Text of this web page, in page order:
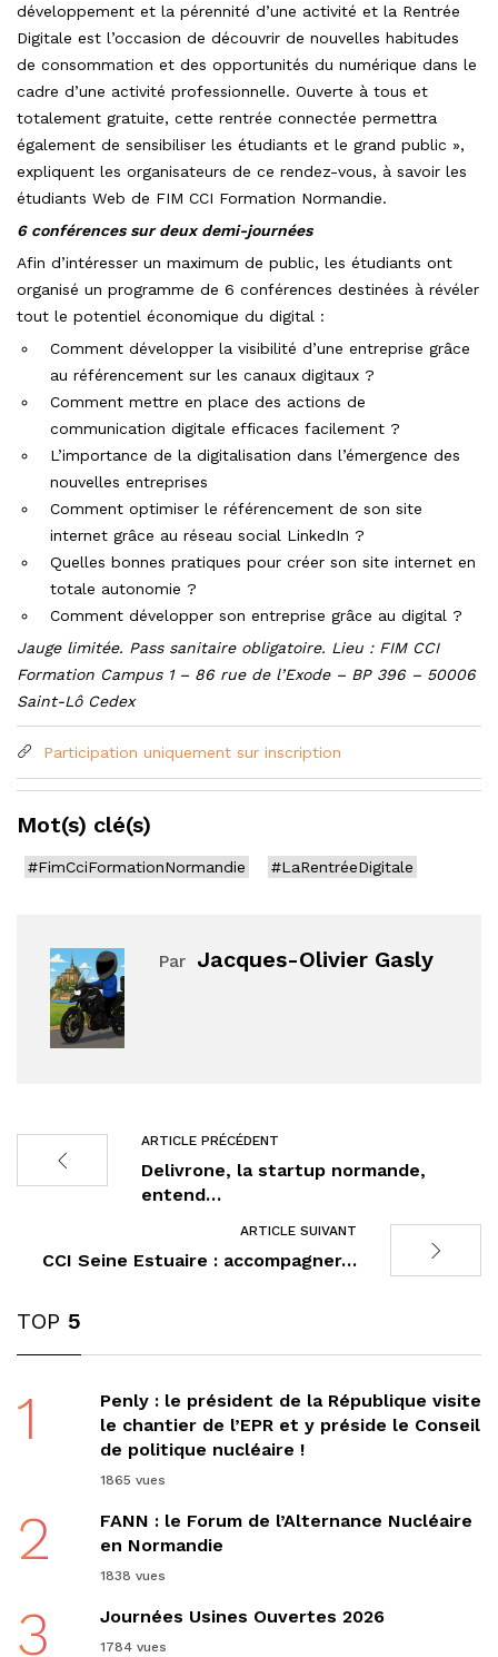
développement et la pérennité d’une activité et la Rentrée
Digitale est l’occasion de découvrir de nouvelles habitudes
de consommation et des opportunités du numérique dans le
cadre d’une activité professionnelle. Ouverte à tous et
totalement gratuite, cette rentrée connectée permettra
également de sensibiliser les étudiants et le grand public »,
expliquent les organisateurs de ce rendez-vous, à savoir les
étudiants Web de FIM CCI Formation Normandie.
6 conférences sur deux demi-journées
Afin d’intéresser un maximum de public, les étudiants ont
organisé un programme de 6 conférences destinées à révéler
tout le potentiel économique du digital :
Comment développer la visibilité d’une entreprise grâce
au référencement sur les canaux digitaux ?
Comment mettre en place des actions de
communication digitale efficaces facilement ?
L’importance de la digitalisation dans l’émergence des
nouvelles entreprises
Comment optimiser le référencement de son site
internet grâce au réseau social LinkedIn ?
Quelles bonnes pratiques pour créer son site internet en
totale autonomie ?
Comment développer son entreprise grâce au digital ?
Jauge limitée. Pass sanitaire obligatoire. Lieu : FIM CCI
Formation Campus 1 – 86 rue de l’Exode – BP 396 – 50006
Saint-Lô Cedex
Participation uniquement sur inscription
Mot(s) clé(s)
#FimCciFormationNormandie #LaRentréeDigitale
Par Jacques-Olivier Gasly
ARTICLE PRÉCÉDENT
Delivrone, la startup normande,
entend…
ARTICLE SUIVANT
CCI Seine Estuaire : accompagner…
TOP 5
1
Penly : le président de la République visite
le chantier de l’EPR et y préside le Conseil
de politique nucléaire !
1865 vues
2
FANN : le Forum de l’Alternance Nucléaire
en Normandie
1838 vues
3 Journées Usines Ouvertes 2026
1784 vues